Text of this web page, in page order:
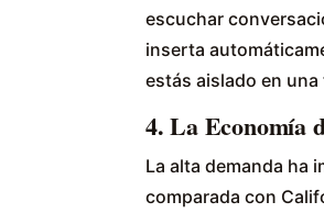
escuchar
inserta
estás aislado en
4. La Economía
La alta demanda ha
comparada con